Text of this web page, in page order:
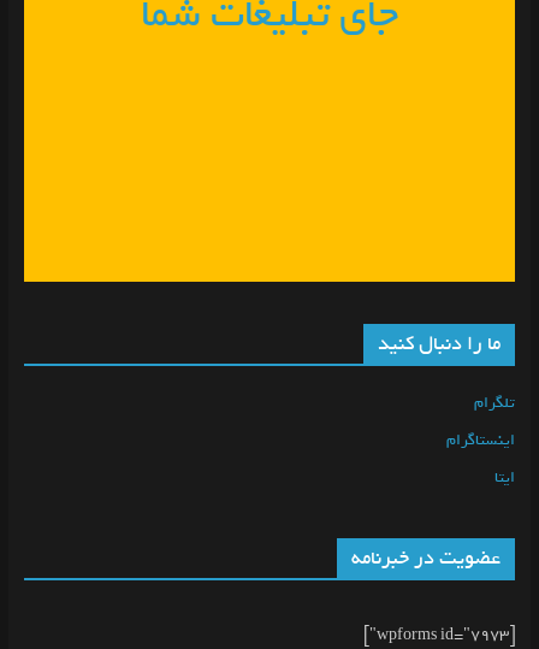
جای تبلیغات شما
ما را دنبال کنید
تلگرام
اینستاگرام
ایتا
عضویت در خبرنامه
[wpforms id="7973"]